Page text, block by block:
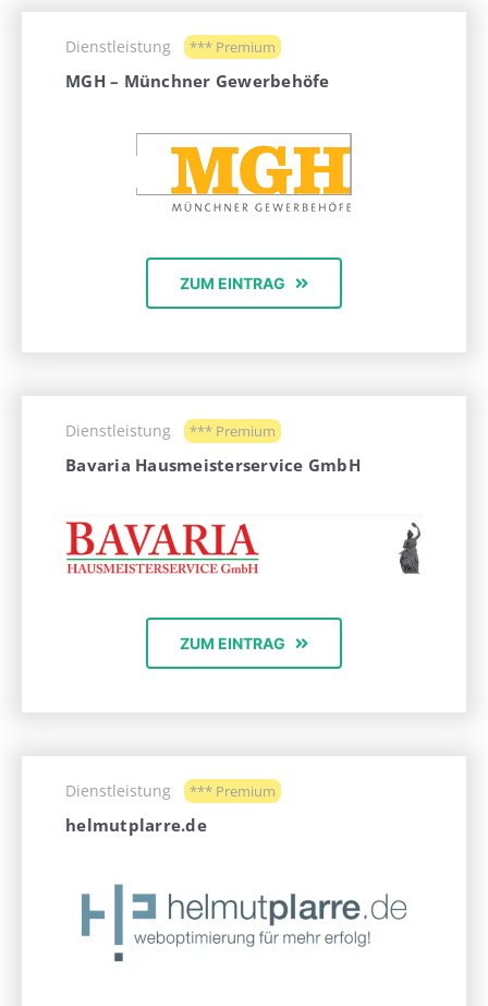
Dienstleistung *** Premium
MGH – Münchner Gewerbehöfe
ZUM EINTRAG
Dienstleistung *** Premium
Bavaria Hausmeisterservice GmbH
ZUM EINTRAG
Dienstleistung *** Premium
helmutplarre.de